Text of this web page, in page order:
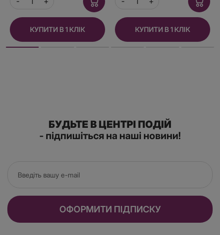
КУПИТИ В 1 КЛІК КУПИТИ В 1 КЛІК
БУДЬТЕ В ЦЕНТРІ ПОДІЙ
- підпишіться на наші новини!
ОФОРМИТИ ПІДПИСКУ